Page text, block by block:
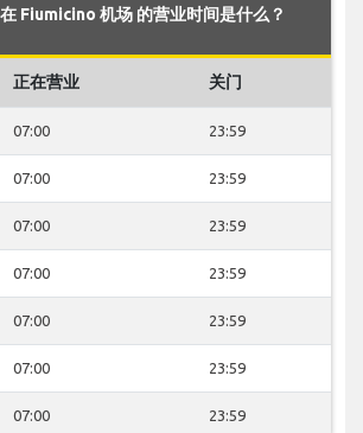
Fiumicino 机场 的营业时间是什么？
正在营业 关门
07:00 23:59
07:00 23:59
07:00 23:59
07:00 23:59
07:00 23:59
07:00 23:59
07:00 23:59